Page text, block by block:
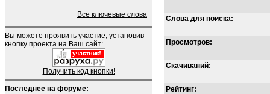
Все ключевые слова
Вы можете проявить участие, установив
кнопку проекта на Ваш сайт:
Получить код кнопки!
Последнее на форуме:
Слова для поиска:
Просмотров:
Скачиваний:
Рейтинг: